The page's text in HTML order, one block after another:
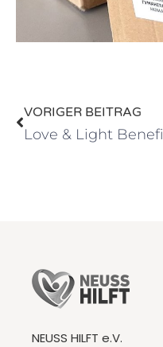
VORIGER BEITRAG
NEUSS HILFT e.V.